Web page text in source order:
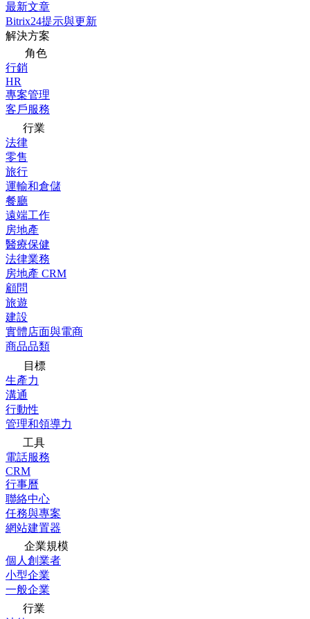
最新文章
Bitrix24提示與更新
解決方案
角色
行銷
HR
專案管理
客戶服務
行業
法律
零售
旅行
運輸和倉儲
餐廳
遠端工作
房地產
醫療保健
法律業務
房地產 CRM
顧問
旅遊
建設
實體店面與電商
商品品類
目標
生產力
溝通
行動性
管理和領導力
工具
電話服務
CRM
行事曆
聯絡中心
任務與專案
網站建置器
企業規模
個人創業者
小型企業
一般企業
行業